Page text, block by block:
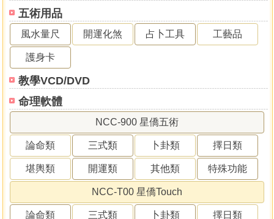
五術用品
風水量尺 開運化煞 占卜工具 工藝品
護身卡
教學VCD/DVD
命理軟體
NCC-900 星僑五術
論命類 三式類 卜卦類 擇日類
堪輿類 開運類 其他類 特殊功能
NCC-T00 星僑Touch
論命類 三式類 卜卦類 擇日類